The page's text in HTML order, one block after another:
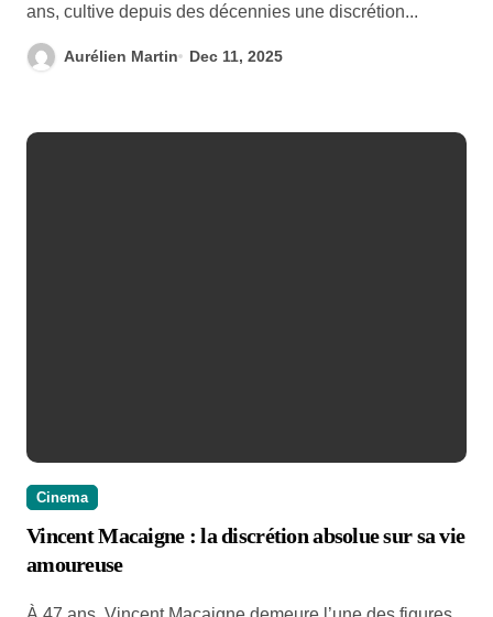
ans, cultive depuis des décennies une discrétion...
Aurélien Martin Dec 11, 2025
Cinema
Vincent Macaigne : la discrétion absolue sur sa vie
amoureuse